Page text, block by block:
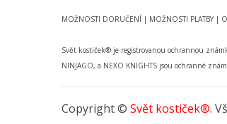
MOŽNOSTI DORUČENÍ | MOŽNOSTI PLATBY |
Svět kostiček® je registrovanou ochrannou
NINJAGO, a NEXO KNIGHTS jsou ochranné
Copyright © Svět kostiček®.